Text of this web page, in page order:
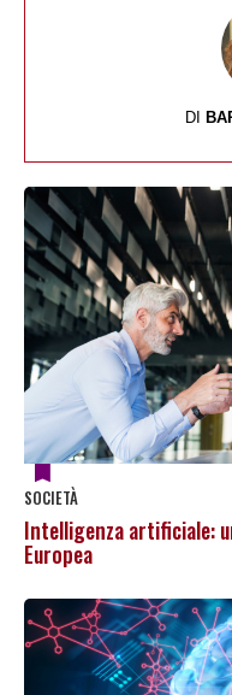
DI
SOCIETÀ
Intelligenza artificiale:
Europea